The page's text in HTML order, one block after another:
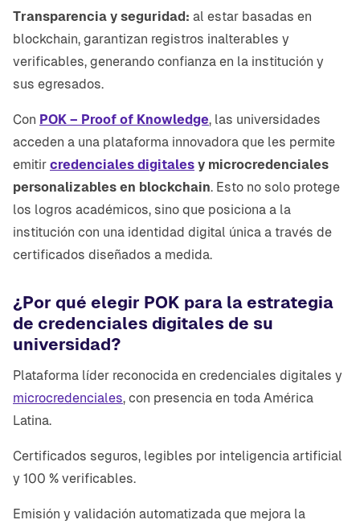
Transparencia y seguridad: al estar basadas en
blockchain, garantizan registros inalterables y
verificables, generando confianza en la institución y
sus egresados.
Con POK – Proof of Knowledge, las universidades
acceden a una plataforma innovadora que les permite
emitir credenciales digitales y microcredenciales
personalizables en blockchain. Esto no solo protege
los logros académicos, sino que posiciona a la
institución con una identidad digital única a través de
certificados diseñados a medida.
¿Por qué elegir POK para la estrategia
de credenciales digitales de su
universidad?
Plataforma líder reconocida en credenciales digitales y
microcredenciales, con presencia en toda América
Latina.
Certificados seguros, legibles por inteligencia artificial
y 100 % verificables.
Emisión y validación automatizada que mejora la